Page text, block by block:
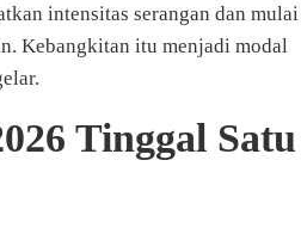
intensitas serangan dan mulai
Kebangkitan itu menjadi modal
Tinggal Satu